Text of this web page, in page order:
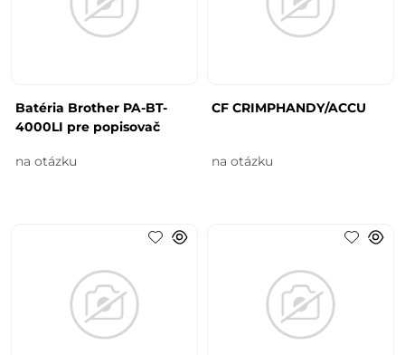
Batéria Brother PA-BT-
4000LI pre popisovač
na otázku
CF CRIMPHANDY/ACCU
na otázku